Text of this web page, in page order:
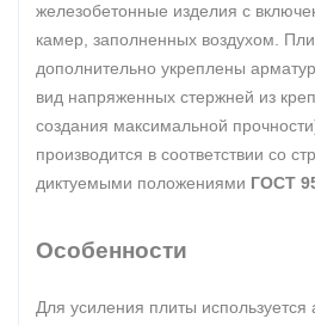
железобетонные изделия с
камер, заполненных воздухом.
дополнительно укреплены
вид напряженных стержней из
создания максимальной
производится в соответствии со
диктуемыми положениями ГОСТ
Особенности
Для усиления плиты используется